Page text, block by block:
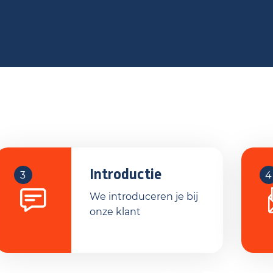
3 Introductie
We introduceren je bij
onze klant
4